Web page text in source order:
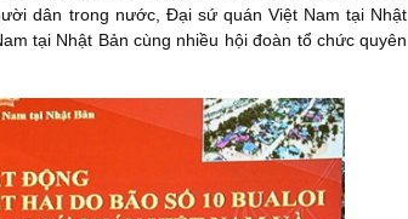
dân trong nước, Đại sứ quán Việt Nam tại Nhật
tại Nhật Bản cùng nhiều hội đoàn tổ chức quyên